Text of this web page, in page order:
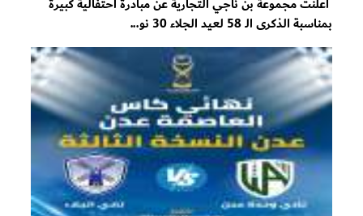
بمناسبة الذكرى الـ 58 لعيد الجلاء 30 نو...